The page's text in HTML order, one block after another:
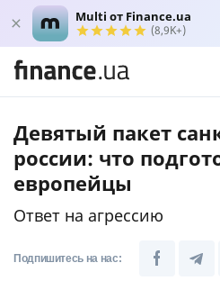
Multi от Finance.ua
(8,9K+)
Девятый пакет
россии: что
европейцы
Ответ на агрессию
Подпишитесь на нас: